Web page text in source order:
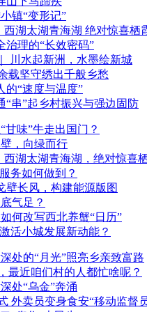
镇“变形记”
西湖太湖青海湖 绝对惊喜栖
治理的“长效密码”
川水起新洲，水墨绘新城
载坚守绣出千般乡愁
的“速度与温度”
“串”起乡村振兴与强边固防
甘味”牛走出国门？
，向绿而行
西湖太湖青海湖，绝对惊喜
务如何做到？
壁长风，构建能源版图
气足？
何改写西北养蟹“日历”
活小城发展新动能？
处的“月光”照亮乡亲致富路
最近咱们村的人都忙啥呢？
处“乌金”奔涌
外卖员变身食安“移动监督